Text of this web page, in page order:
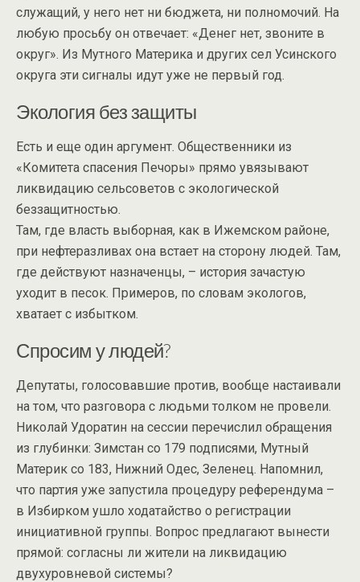
служащий, у него нет ни бюджета, ни полномочий. На
любую просьбу он отвечает: «Денег нет, звоните в
округ». Из Мутного Материка и других сел Усинского
округа эти сигналы идут уже не первый год.
Экология без защиты
Есть и еще один аргумент. Общественники из
«Комитета спасения Печоры» прямо увязывают
ликвидацию сельсоветов с экологической
беззащитностью.
Там, где власть выборная, как в Ижемском районе,
при нефтеразливах она встает на сторону людей. Там,
где действуют назначенцы, – история зачастую
уходит в песок. Примеров, по словам экологов,
хватает с избытком.
Спросим у людей?
Депутаты, голосовавшие против, вообще настаивали
на том, что разговора с людьми толком не провели.
Николай Удоратин на сессии перечислил обращения
из глубинки: Зимстан со 179 подписями, Мутный
Материк со 183, Нижний Одес, Зеленец. Напомнил,
что партия уже запустила процедуру референдума –
в Избирком ушло ходатайство о регистрации
инициативной группы. Вопрос предлагают вынести
прямой: согласны ли жители на ликвидацию
двухуровневой системы?